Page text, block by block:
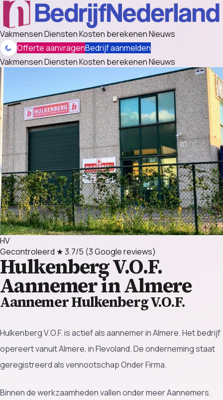
VakmensenDienstenKosten berekenenNieuws
Offerte aanvragenBedrijf aanmelden
VakmensenDienstenKosten berekenenNieuws
HV
Gecontroleerd ★ 3.7/5 (3 Google reviews)
Hulkenberg V.O.F.
Aannemer in Almere
Aannemer Hulkenberg V.O.F.
Hulkenberg V.O.F. is actief als aannemer in Almere. Het bedrijf
opereert vanuit Almere, in Flevoland. De onderneming staat
geregistreerd als vennootschap Onder Firma.
Binnen de werkzaamheden vallen onder meer Aannemers.